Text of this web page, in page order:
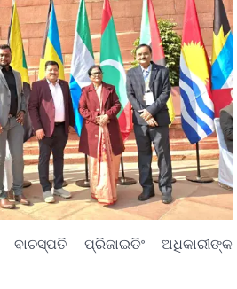
ପ୍ରିଜାଇଡିଂ ଅଧିକାରୀଙ୍କ